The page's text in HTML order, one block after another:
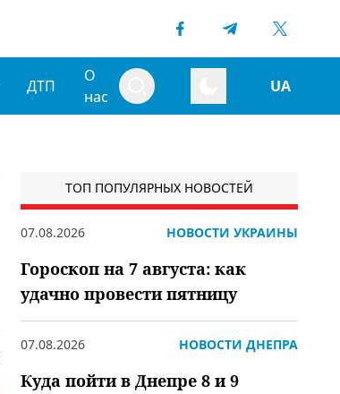
ДТП
О
нас
UA
ТОП ПОПУЛЯРНЫХ НОВОСТЕЙ
07.08.2026 НОВОСТИ УКРАИНЫ
Гороскоп на 7 августа: как
удачно провести пятницу
07.08.2026 НОВОСТИ ДНЕПРА
Куда пойти в Днепре 8 и 9